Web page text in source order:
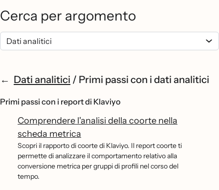
Cerca per argomento
Dati analitici / Primi passi con i dati analitici
Primi passi con i report di Klaviyo
Comprendere l'analisi della coorte nella
scheda metrica
Scopri il rapporto di coorte di Klaviyo. Il report coorte ti
permette di analizzare il comportamento relativo alla
conversione metrica per gruppi di profili nel corso del
tempo.